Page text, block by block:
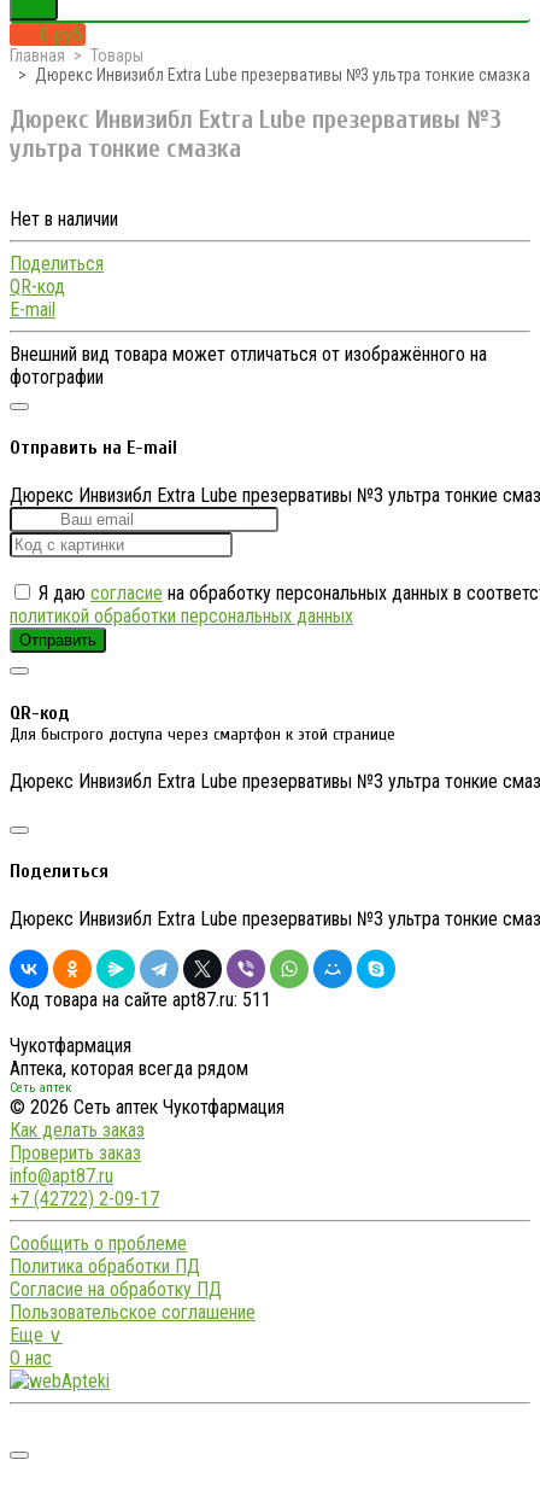
0 руб.
Главная
Товары
Дюрекс Инвизибл Extra Lube презервативы №3 ультра тонкие смазка
Дюрекс Инвизибл Extra Lube презервативы №3
ультра тонкие смазка
Нет в наличии
Поделиться
QR-код
E-mail
Внешний вид товара может отличаться от изображённого на
фотографии
Отправить на E-mail
Дюрекс Инвизибл Extra Lube презервативы №3 ультра тонкие
Я даю согласие на обработку персональных данных в
политикой обработки персональных данных
Отправить
QR-код
Для быстрого доступа через смартфон к этой странице
Дюрекс Инвизибл Extra Lube презервативы №3 ультра тонкие
Поделиться
Дюрекс Инвизибл Extra Lube презервативы №3 ультра тонкие
Код товара на сайте apt87.ru: 511
Чукотфармация
Аптека, которая всегда рядом
Сеть аптек
© 2026 Сеть аптек Чукотфармация
Как делать заказ
Проверить заказ
info@apt87.ru
+7 (42722) 2-09-17
Сообщить о проблеме
Политика обработки ПД
Согласие на обработку ПД
Пользовательское соглашение
Еще ∨
О нас